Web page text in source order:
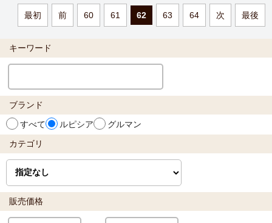
最初 前 60 61 62 63 64 次 最後
キーワード
ブランド
すべて
ルピシア グルマン
カテゴリ
販売価格